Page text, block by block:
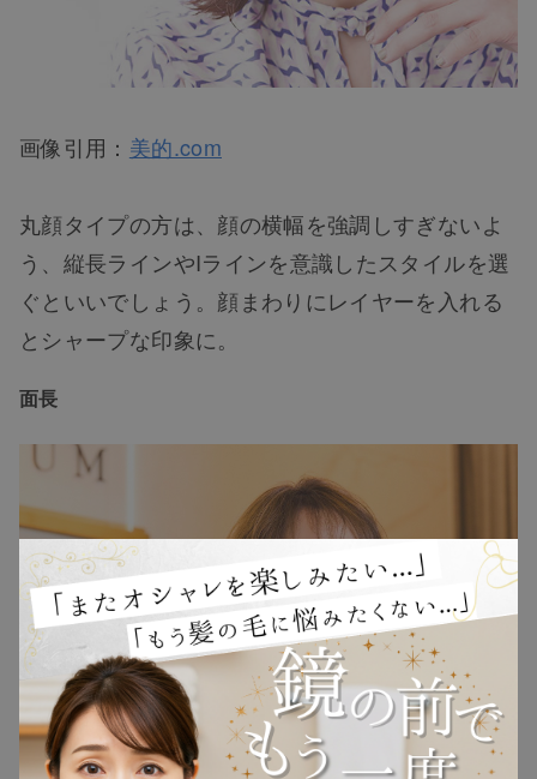
ウィッグ
プレゼント
画像引用： 美的.com
丸顔タイプの方は、顔の横幅を強調しすぎないよ
う、縦長ラインやIラインを意識したスタイルを選
ぐといいでしょう。顔まわりにレイヤーを入れる
とシャープな印象に。
面長